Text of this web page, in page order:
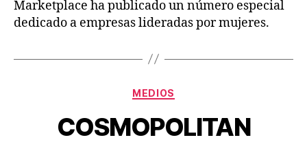
Marketplace ha publicado un número especial
dedicado a empresas lideradas por mujeres.
MEDIOS
COSMOPOLITAN